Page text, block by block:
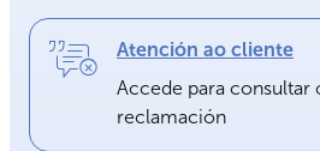
Atención ao cliente
Accede para consultar
reclamación